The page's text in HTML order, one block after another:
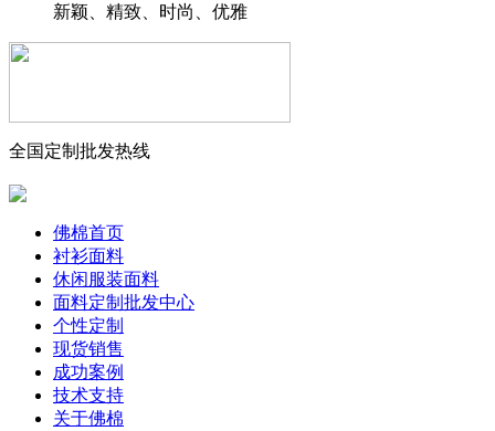
新颖、精致、时尚、优雅
全国定制批发热线
佛棉首页
衬衫面料
休闲服装面料
面料定制批发中心
个性定制
现货销售
成功案例
技术支持
关于佛棉